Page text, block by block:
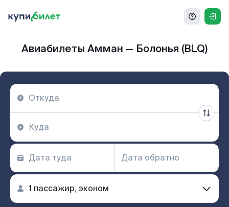
Авиабилеты Амман — Болонья (BLQ)